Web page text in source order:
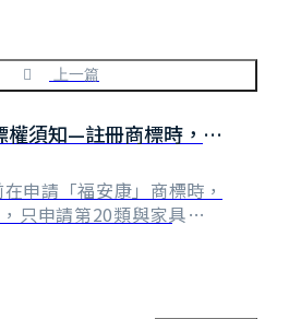
上一篇
權須知—註冊商標時，商
申請「福安康」商標時，
只申請第20類與家具有關
決定要將「福安康」及
作為公司未來發展重要商